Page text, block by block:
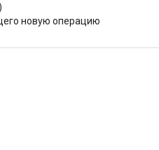
новую операцию